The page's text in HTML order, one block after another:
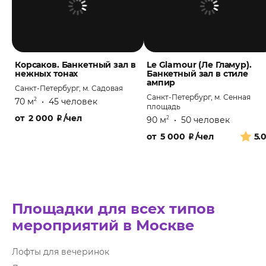
Корсаков. Банкетный зал в
нежных тонах
Санкт-Петербург, м. Садовая
70 м2 • 45 человек
от2 000 ₽/чел
Le Glamour (Ле Гламур).
Банкетный зал в стиле
ампир
Санкт-Петербург, м. Сенная
площадь
90 м2 • 50 человек
от5 000 ₽/чел
Площадки для всех типов
мероприятий в Москве
Лофты для вечеринок